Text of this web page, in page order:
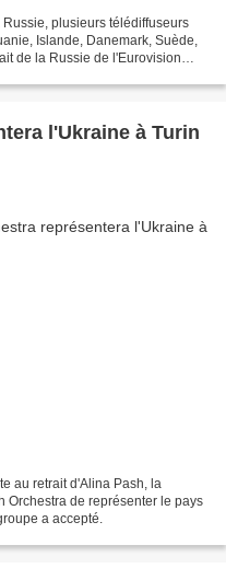
plusieurs télédiffuseurs
Islande, Danemark, Suède,
de la Russie de l'Eurovision
l'Ukraine à Turin
au retrait d'Alina Pash, la
Orchestra de représenter le pays
a accepté.